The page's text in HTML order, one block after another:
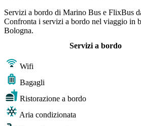
Servizi a bordo di Marino Bus e FlixBus
Confronta i servizi a bordo nel viaggio in
Bologna.
Servizi a bordo
Wifi
Bagagli
Ristorazione a bordo
Aria condizionata